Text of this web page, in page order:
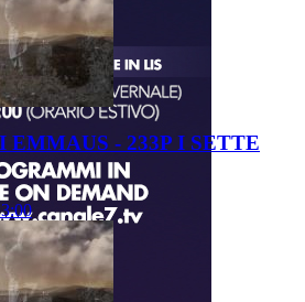
EMMAUS - 233P I SETTE